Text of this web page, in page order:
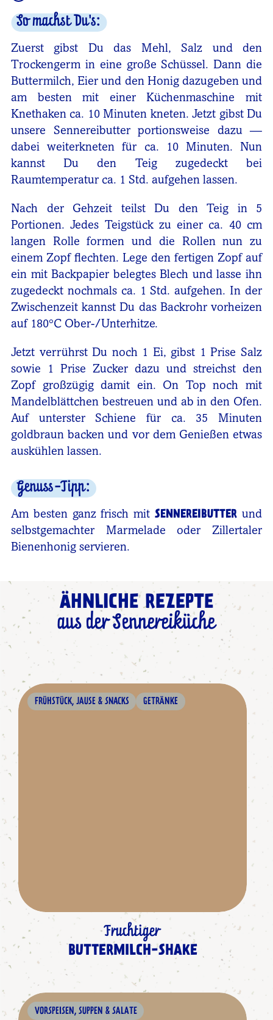
So machst Du's:
Zuerst gibst Du das Mehl, Salz und den
Trockengerm in eine große Schüssel. Dann die
Buttermilch, Eier und den Honig dazugeben und
am besten mit einer Küchenmaschine mit
Knethaken ca. 10 Minuten kneten. Jetzt gibst Du
unsere Sennereibutter portionsweise dazu —
dabei weiterkneten für ca. 10 Minuten. Nun
kannst Du den Teig zugedeckt bei
Raumtemperatur ca. 1 Std. aufgehen lassen.
Nach der Gehzeit teilst Du den Teig in 5
Portionen. Jedes Teigstück zu einer ca. 40 cm
langen Rolle formen und die Rollen nun zu
einem Zopf flechten. Lege den fertigen Zopf auf
ein mit Backpapier belegtes Blech und lasse ihn
zugedeckt nochmals ca. 1 Std. aufgehen. In der
Zwischenzeit kannst Du das Backrohr vorheizen
auf 180°C Ober-/Unterhitze.
Jetzt verrührst Du noch 1 Ei, gibst 1 Prise Salz
sowie 1 Prise Zucker dazu und streichst den
Zopf großzügig damit ein. On Top noch mit
Mandelblättchen bestreuen und ab in den Ofen.
Auf unterster Schiene für ca. 35 Minuten
goldbraun backen und vor dem Genießen etwas
auskühlen lassen.
Genuss-Tipp:
Am besten ganz frisch mitSENNEREIBUTTER und
selbstgemachter Marmelade oder Zillertaler
Bienenhonig servieren.
ÄHNLICHE REZEPTE
aus der Sennereiküche
FRÜHSTÜCK, JAUSE & SNACKS GETRÄNKE
Fruchtiger
BUTTERMILCH-SHAKE
VORSPEISEN, SUPPEN & SALATE